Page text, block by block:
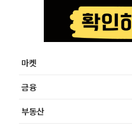
마켓
금융
부동산